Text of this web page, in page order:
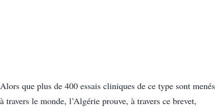
Alors que plus de 400 essais cliniques de ce type sont menés
à travers le monde, l’Algérie prouve, à travers ce brevet,